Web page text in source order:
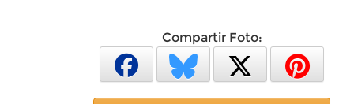
Compartir Foto: